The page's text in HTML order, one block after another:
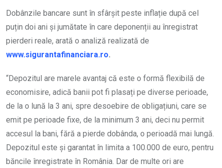
Dobânzile bancare sunt în sfârșit peste inflație după cel
puțin doi ani și jumătate în care deponenții au înregistrat
pierderi reale, arată o analiză realizată de
www.sigurantafinanciara.ro.
“Depozitul are marele avantaj că este o formă flexibilă de
economisire, adică banii pot fi plasați pe diverse perioade,
de la o lună la 3 ani, spre desoebire de obligațiuni, care se
emit pe perioade fixe, de la minimum 3 ani, deci nu permit
accesul la bani, fără a pierde dobânda, o perioadă mai lungă.
Depozitul este și garantat în limita a 100.000 de euro, pentru
băncile înregistrate în România. Dar de multe ori are